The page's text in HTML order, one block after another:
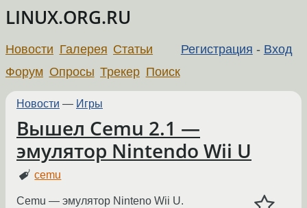
LINUX.ORG.RU
Регистрация - Вход
Новости Галерея Статьи
Форум Опросы Трекер Поиск
Новости — Игры
Вышел Cemu 2.1 —
эмулятор Nintendo Wii U
cemu
Cemu — эмулятор Ninteno Wii U.